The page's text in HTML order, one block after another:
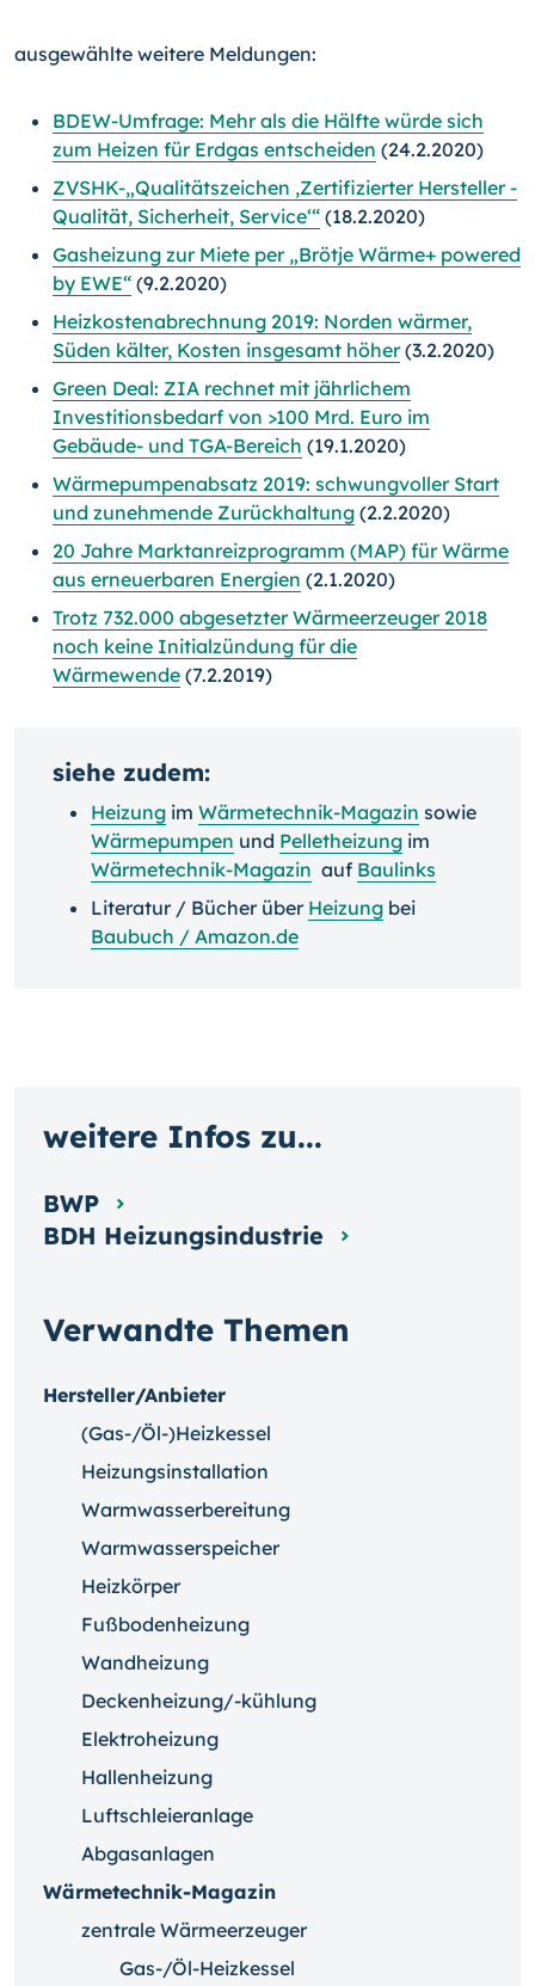
ausgewählte weitere Meldungen:
BDEW-Umfrage: Mehr als die Hälfte würde sich
zum Heizen für Erdgas entscheiden (24.2.2020)
ZVSHK-„Qualitätszeichen ,Zertifizierter Hersteller -
Qualität, Sicherheit, Service‘“ (18.2.2020)
Gasheizung zur Miete per „Brötje Wärme+ powered
by EWE“ (9.2.2020)
Heizkostenabrechnung 2019: Norden wärmer,
Süden kälter, Kosten insgesamt höher(3.2.2020)
Green Deal: ZIA rechnet mit jährlichem
Investitionsbedarf von >100 Mrd. Euro im
Gebäude- und TGA-Bereich (19.1.2020)
Wärmepumpenabsatz 2019: schwungvoller Start
und zunehmende Zurückhaltung (2.2.2020)
20 Jahre Marktanreizprogramm (MAP) für Wärme
aus erneuerbaren Energien (2.1.2020)
Trotz 732.000 abgesetzter Wärmeerzeuger 2018
noch keine Initialzündung für die
Wärmewende (7.2.2019)
siehe zudem:
Heizung im Wärmetechnik-Magazin sowie
Wärmepumpen und Pelletheizung im
Wärmetechnik-Magazin auf Baulinks
Literatur / Bücher über Heizung bei
Baubuch / Amazon.de
Verwandte Themen
Hersteller/Anbieter
(Gas-/Öl-)Heizkessel
Heizungsinstallation
Warmwasserbereitung
Warmwasserspeicher
Heizkörper
Fußbodenheizung
Wandheizung
Deckenheizung/-kühlung
Elektroheizung
Hallenheizung
Luftschleieranlage
Abgasanlagen
Wärmetechnik-Magazin
zentrale Wärmeerzeuger
Gas-/Öl-Heizkessel
weitere Infos zu...
BWP
BDH Heizungsindustrie